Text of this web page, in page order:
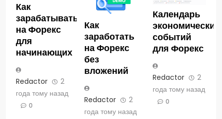
Как
зарабатывать
на Форекс
для
начинающих
Redactor
2
года тому назад
0
Как
заработать
на Форекс
без
вложений
Redactor
2
года тому назад
Календарь
экономических
событий
для Форекс
Redactor
2
года тому назад
0